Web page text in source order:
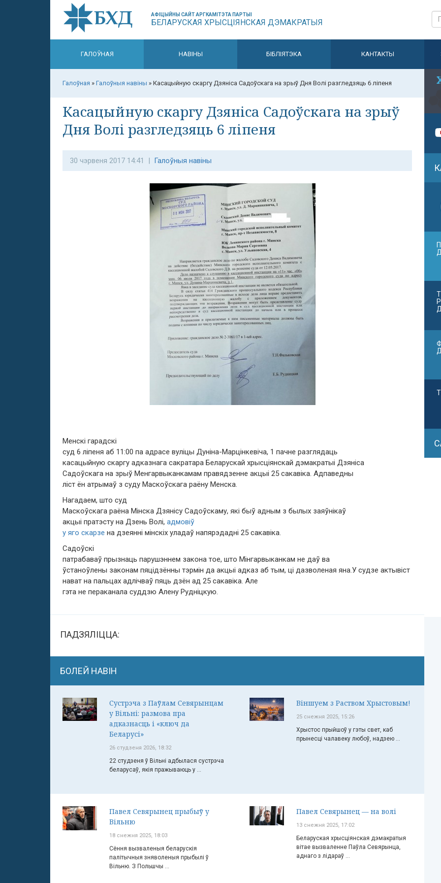
АФІЦЫЙНЫ САЙТ АРГКАМІТЭТА ПАРТЫІ
БЕЛАРУСКАЯ ХРЫСЦІЯНСКАЯ ДЭМАКРАТЫЯ
ГАЛОЎНАЯ НАВІНЫ БІБЛІЯТЭКА КАНТАКТЫ
Галоўная » Галоўныя навіны » Касацыйную скаргу Дзяніса Садоўскага на зрыў Дня Волі разгледзяць 6 ліпеня
Касацыйную скаргу Дзяніса Садоўскага на зрыў
Дня Волі разгледзяць 6 ліпеня
30 чэрвеня 2017 14:41 | Галоўныя навіны
Менскі гарадскі
суд 6 ліпеня аб 11:00 па адрасе вуліцы Дуніна-Марцінкевіча, 1 пачне разглядаць
касацыйную скаргу адказнага сакратара Беларускай хрысціянскай дэмакратыі Дзяніса
Садоўскага на зрыў Менгарвыканкамам правядзенне акцыі 25 сакавіка. Адпаведны
ліст ён атрымаў з суду Маскоўскага раёну Менска.
Нагадаем, што суд
Маскоўскага раёна Мінска Дзянісу Садоўскаму, які быў адным з былых заяўнікаў
акцыі пратэсту на Дзень Волі, адмовіў
у яго скарзе на дзеянні мінскіх уладаў напярэдадні 25 сакавіка.
Садоўскі
патрабаваў прызнаць парушэннем закона тое, што Мінгарвыканкам не даў ва
ўстаноўлены законам пяцідзённы тэрмін да акцыі адказ аб тым, ці дазволеная яна.У судзе актывіст
нават на пальцах адлічваў пяць дзён ад 25 сакавіка. Але
гэта не пераканала суддзю Алену Рудніцкую.
ПАДЗЯЛІЦЦА:
БОЛЕЙ НАВІН
Сустрэча з Паўлам Севярынцам
у Вільні: размова пра
адказнасць і «ключ да
Беларусі»
26 студзеня 2026, 18:32
22 студзеня ў Вільні адбылася сустрэча
беларусаў, якія пражываюць у ...
Віншуем з Раством Хрыстовым!
25 снежня 2025, 15:26
Хрыстос прыйшоў у гэты свет, каб
прынесці чалавеку любоў, надзею ...
Павел Севярынец прыбыў у
Вільню
18 снежня 2025, 18:03
Сёння вызваленыя беларускія
палітычныя зняволеныя прыбылі ў
Вільню. З Польшчы ...
Павел Севярынец — на волі
13 снежня 2025, 17:02
Беларуская хрысціянская дэмакратыя
вітае вызваленне Паўла Севярынца,
аднаго з лідараў ...